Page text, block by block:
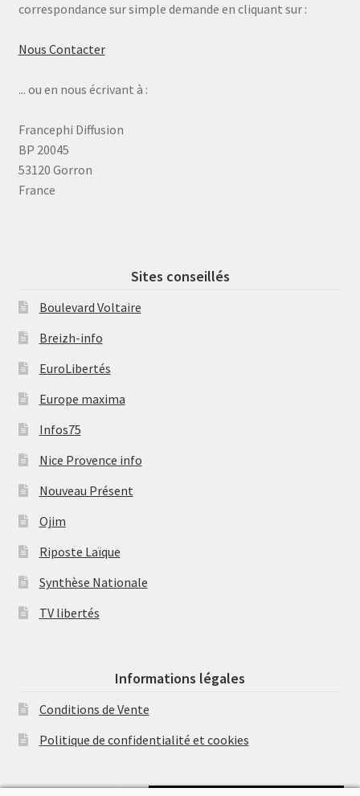
correspondance sur simple demande en cliquant sur :
Nous Contacter
... ou en nous écrivant à :
Francephi Diffusion
BP 20045
53120 Gorron
France
Sites conseillés
Boulevard Voltaire
Breizh-info
EuroLibertés
Europe maxima
Infos75
Nice Provence info
Nouveau Présent
Ojim
Riposte Laïque
Synthèse Nationale
TV libertés
Informations légales
Conditions de Vente
Politique de confidentialité et cookies